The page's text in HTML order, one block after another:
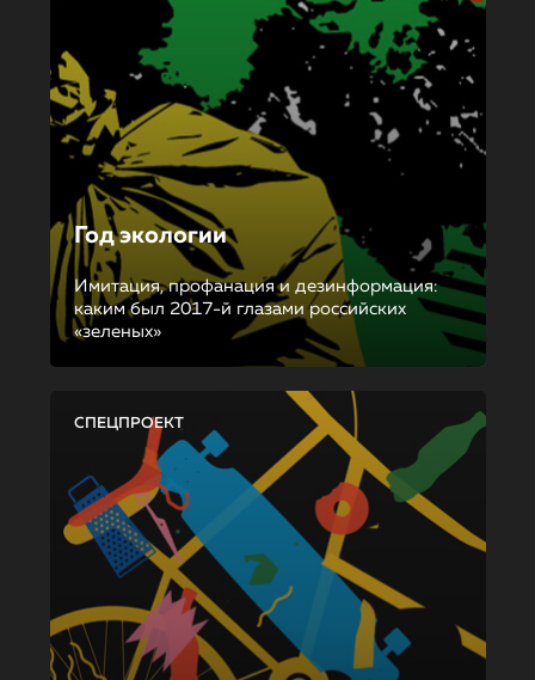
Год экологии
Имитация, профанация и дезинформация:
каким был 2017-й глазами российских
«зеленых»
СПЕЦПРОЕКТ